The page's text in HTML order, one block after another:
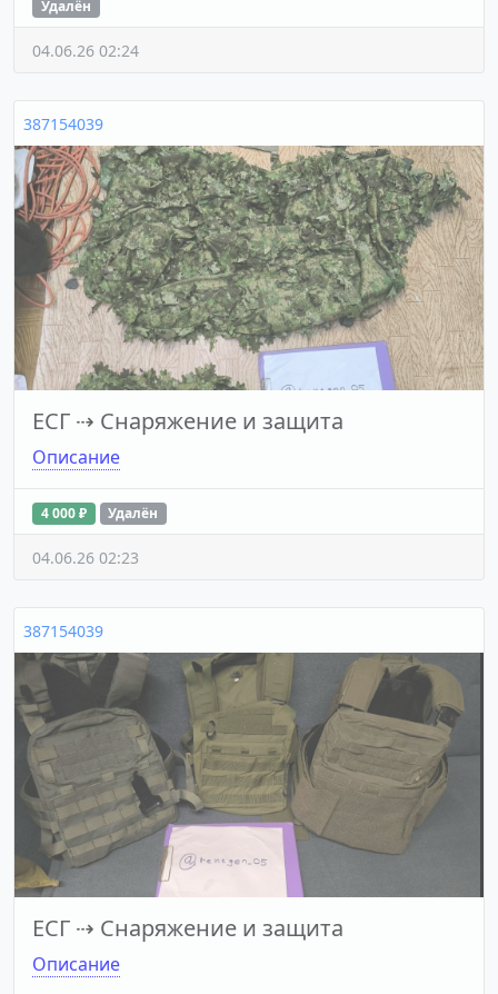
Удалён
04.06.26 02:24
387154039
ЕСГ ⇢ Снаряжение и защита
Описание
4 000 ₽ Удалён
04.06.26 02:23
387154039
ЕСГ ⇢ Снаряжение и защита
Описание